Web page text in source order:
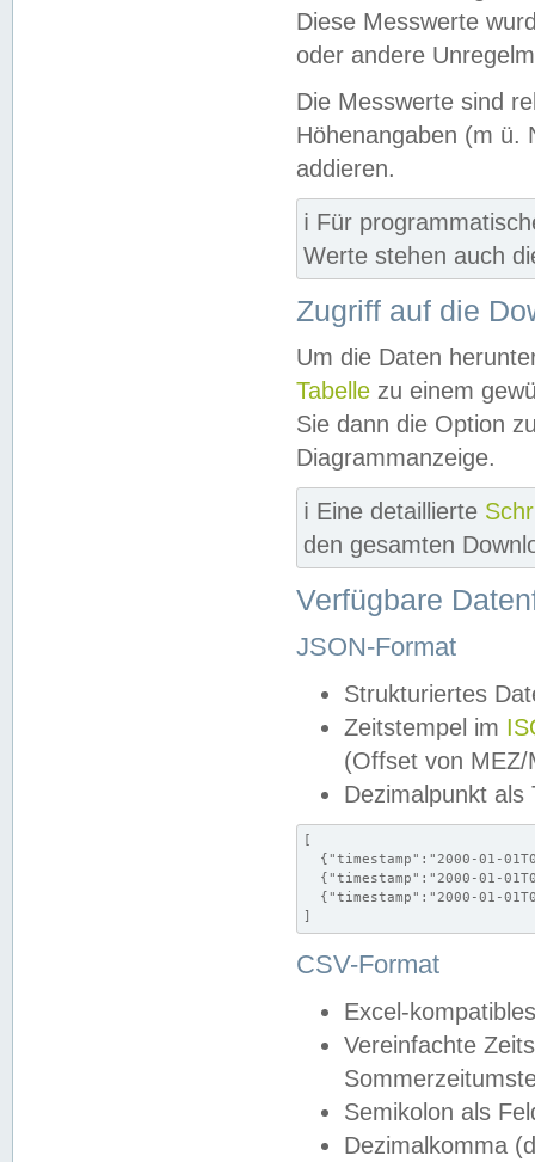
Diese Messwerte
oder andere
Die Messwerte sind
Höhenangaben (m ü.
addieren.
ℹ️ Für
Werte stehen auch
Zugriff auf die
Um die Daten
Tabelle zu einem
Sie dann die Option
Diagrammanzeige.
ℹ️ Eine detaillierte
den gesamten
Verfügbare
JSON-Format
Strukturiertes
Zeitstempel im
(Offset von MEZ/
Dezimalpunkt als
[
{"timestamp":"2000-01-
{"timestamp":"2000-01-
{"timestamp":"2000-01-
]
CSV-Format
Excel-
Vereinfachte
Semikolon als
Dezimalkomma